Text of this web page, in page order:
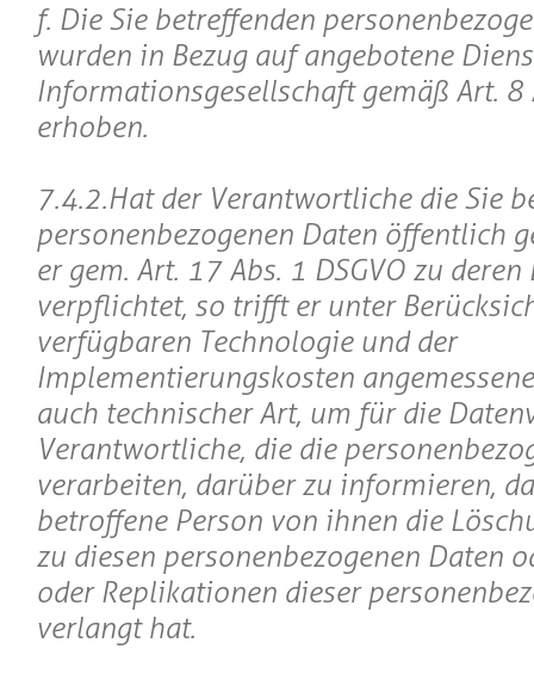
f. Die Sie betreffenden
wurden in Bezug auf angebotene
Informationsgesellschaft gemäß Art. 8
erhoben.
7.4.2.Hat der Verantwortliche die Sie
personenbezogenen Daten öffentlich
er gem. Art. 17 Abs. 1 DSGVO zu deren
verpflichtet, so trifft er unter
verfügbaren Technologie und der
Implementierungskosten
auch technischer Art, um für die
Verantwortliche, die die
verarbeiten, darüber zu informieren,
betroffene Person von ihnen die
zu diesen personenbezogenen Daten
oder Replikationen dieser
verlangt hat.